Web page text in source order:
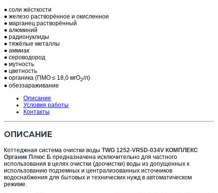
● соли жёсткости
● железо растворённое и окисленное
● марганец растворённый
● алюминий
● радионуклиды
● тяжёлые металлы
● аммиак
● сероводород
● мутность
● цветность
● органика (ПМО ≤ 18,0 мгО2/л)
● обеззараживание
Описание
Условия работы
Контакты
ОПИСАНИЕ
Коттеджная система очистки воды TWG 1252-VR5D-034V КОМПЛЕКС
Органик Плюс Б предназначена исключительно для частного
использования в целях очистки (доочистки) воды из допущенных к
использованию подземных и централизованных источников
водоснабжения для бытовых и технических нужд в автоматическом
режиме.